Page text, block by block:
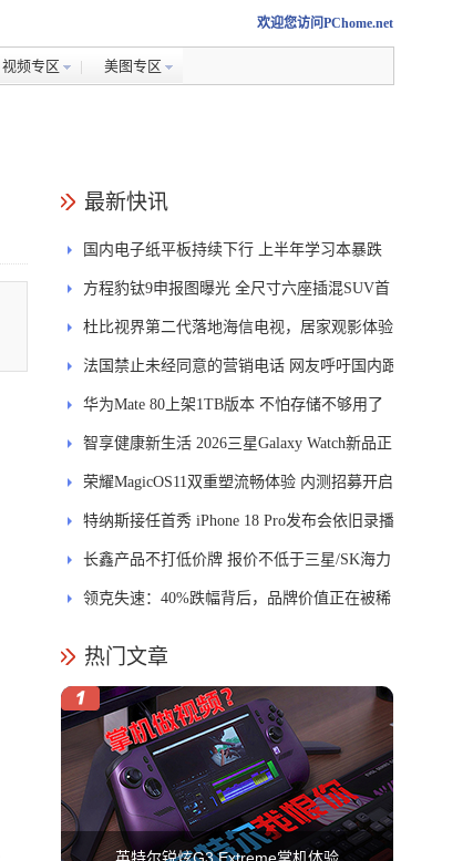
欢迎您访问PChome.net
视频专区 美图专区
最新快讯
国内电子纸平板持续下行 上半年学习本暴跌
84.6%
方程豹钛9申报图曝光 全尺寸六座插混SUV首
发DMS
杜比视界第二代落地海信电视，居家观影体验
能迎来哪些升级？
法国禁止未经同意的营销电话 网友呼吁国内跟
进
华为Mate 80上架1TB版本 不怕存储不够用了
智享健康新生活 2026三星Galaxy Watch新品正
式开售
荣耀MagicOS11双重塑流畅体验 内测招募开启
特纳斯接任首秀 iPhone 18 Pro发布会依旧录播
长鑫产品不打低价牌 报价不低于三星/SK海力
士
领克失速：40%跌幅背后，品牌价值正在被稀
热门文章